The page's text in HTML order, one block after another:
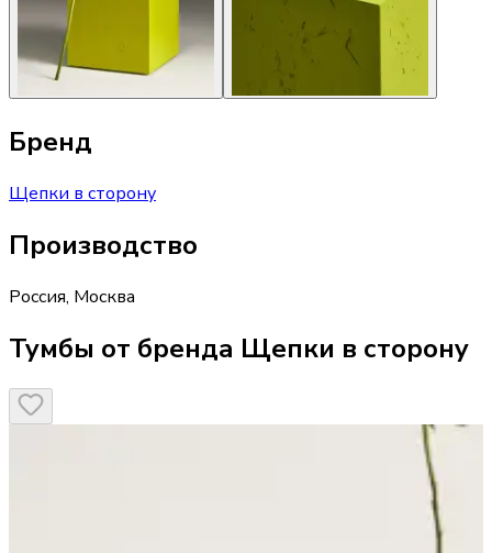
Бренд
Щепки в сторону
Производство
Россия, Москва
Тумбы от бренда Щепки в сторону